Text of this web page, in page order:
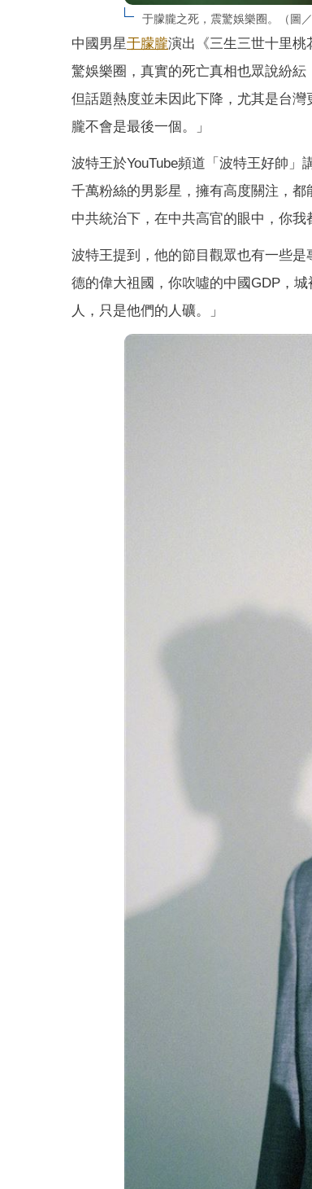
于朦朧之死，震驚娛樂圈。（圖／
中國男星于朦朧演出《三生三世十里桃
驚娛樂圈，真實的死亡真相也眾說紛
但話題熱度並未因此下降，尤其是台灣
朧不會是最後一個。」
波特王於YouTube頻道「波特王好帥
千萬粉絲的男影星，擁有高度關注，
中共統治下，在中共高官的眼中，你我
波特王提到，他的節目觀眾也有一些
德的偉大祖國，你吹噓的中國GDP，
人，只是他們的人礦。」